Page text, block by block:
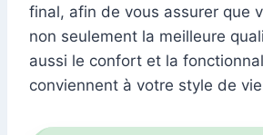
final, afin de vous assurer que
non seulement la meilleure
aussi le confort et la
conviennent à votre style de